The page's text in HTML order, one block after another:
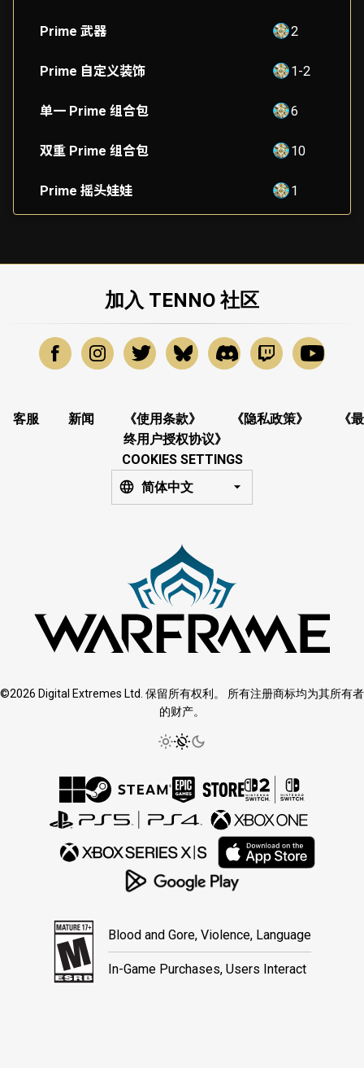
Prime 武器 2
Prime 自定义装饰 1-2
单一 Prime 组合包 6
双重 Prime 组合包 10
Prime 摇头娃娃 1
加入 TENNO 社区
客服 新闻 《使用条款》 《隐私政策》
《最
终用户授权协议》
COOKIES SETTINGS
简体中文
©2026 Digital Extremes Ltd. 保留所有权利。 所有注册商标均为其所有者
的财产。
Blood and Gore, Violence, Language
In-Game Purchases, Users Interact